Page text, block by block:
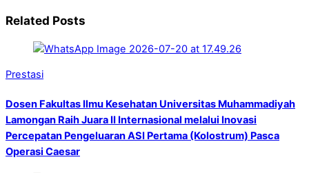
Related Posts
Prestasi
Dosen Fakultas Ilmu Kesehatan Universitas Muhammadiyah
Lamongan Raih Juara II Internasional melalui Inovasi
Percepatan Pengeluaran ASI Pertama (Kolostrum) Pasca
Operasi Caesar